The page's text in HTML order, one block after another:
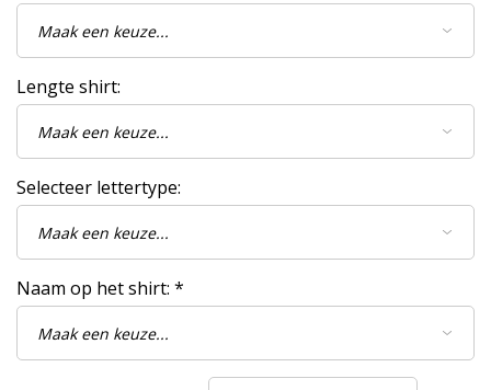
Lengte shirt:
Selecteer lettertype:
Naam op het shirt: *